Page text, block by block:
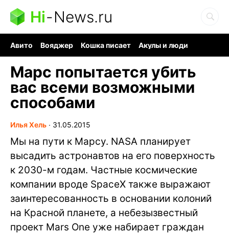
Hi-News.ru
Авито Вояджер Кошка писает
Акулы и люди
Марс попытается убить
вас всеми возможными
способами
Илья Хель ∙ 31.05.2015
Мы на пути к Марсу. NASA планирует
высадить астронавтов на его поверхность
к 2030-м годам. Частные космические
компании вроде SpaceX также выражают
заинтересованность в основании колоний
на Красной планете, а небезызвестный
проект Mars One уже набирает граждан